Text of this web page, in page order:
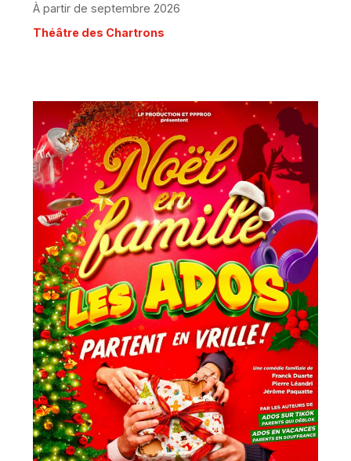
À partir de septembre 2026
Théâtre des Chartrons